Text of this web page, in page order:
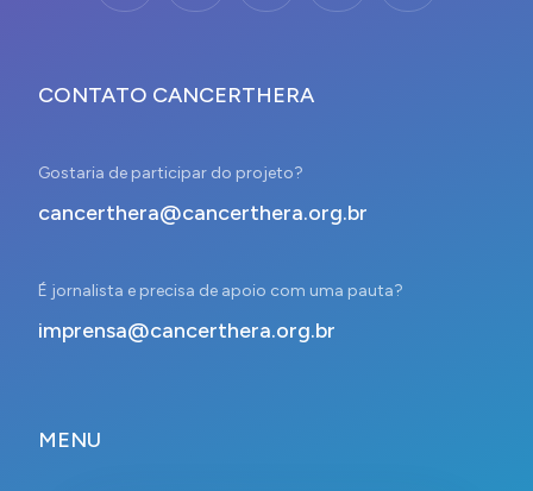
CONTATO CANCERTHERA
Gostaria de participar do projeto?
cancerthera@cancerthera.org.br
É jornalista e precisa de apoio com uma pauta?
imprensa@cancerthera.org.br
MENU